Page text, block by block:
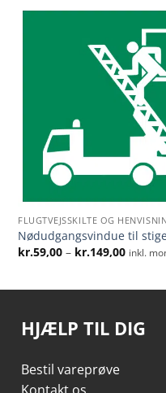
FLUGTVEJSSKILTE OG
Nødudgangsvindue til
kr.59,00 – kr.149,00 inkl.
HJÆLP TIL DIG
Bestil vareprøve